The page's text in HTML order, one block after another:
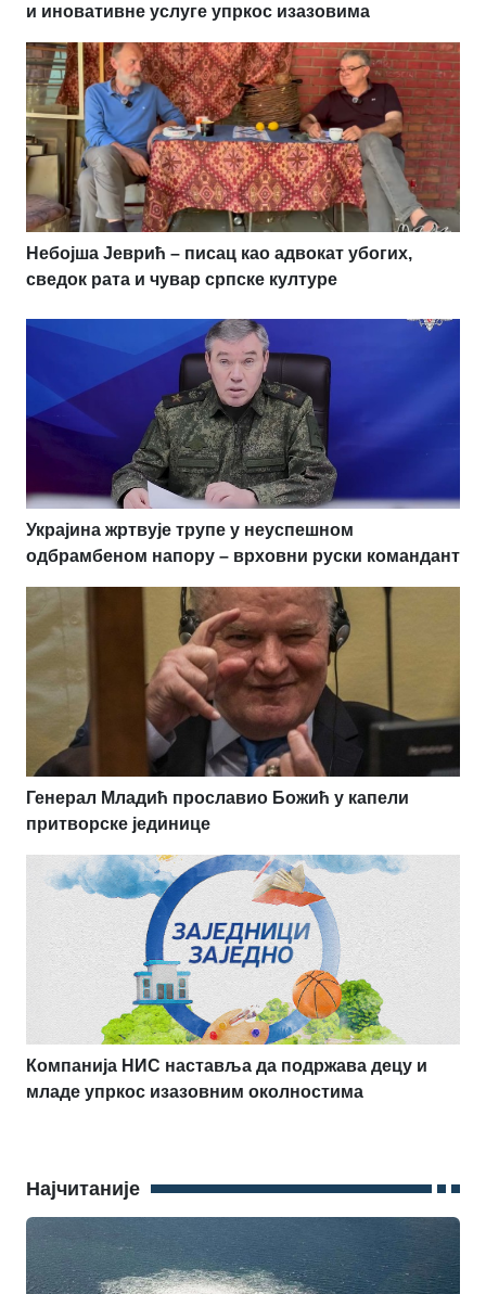
и иновативне услуге упркос изазовима
Небојша Јеврић – писац као адвокат убогих,
сведок рата и чувар српске културе
Украјина жртвује трупе у неуспешном
одбрамбеном напору – врховни руски командант
Генерал Младић прославио Божић у капели
притворске јединице
Компанија НИС наставља да подржава децу и
младе упркос изазовним околностима
Најчитаније